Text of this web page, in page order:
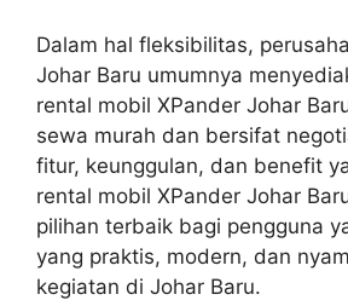
Dalam hal fleksibilitas,
Johar Baru umumnya
rental mobil XPander Johar
sewa murah dan bersifat
fitur, keunggulan, dan benefit
rental mobil XPander Johar
pilihan terbaik bagi pengguna
yang praktis, modern, dan
kegiatan di Johar Baru.